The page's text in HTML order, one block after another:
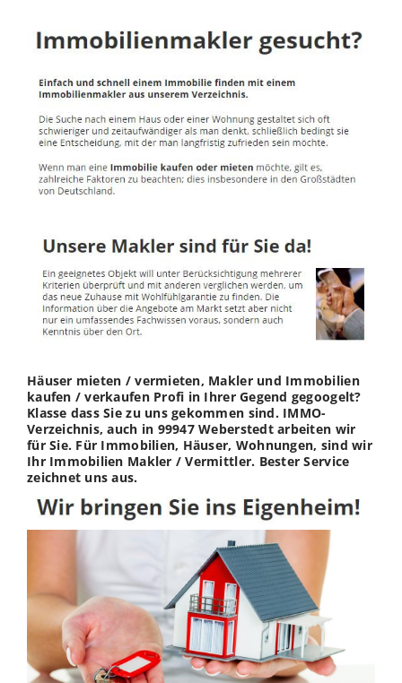
Häuser mieten / vermieten, Makler und Immobilien
kaufen / verkaufen Profi in Ihrer Gegend gegoogelt?
Klasse dass Sie zu uns gekommen sind. IMMO-
Verzeichnis, auch in 99947 Weberstedt arbeiten wir
für Sie. Für Immobilien, Häuser, Wohnungen, sind wir
Ihr Immobilien Makler / Vermittler. Bester Service
zeichnet uns aus.